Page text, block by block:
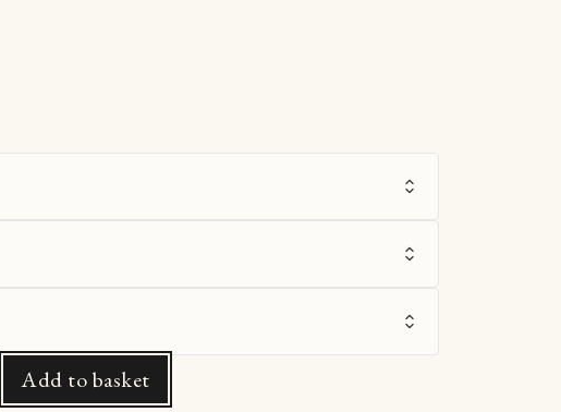
Add to basket